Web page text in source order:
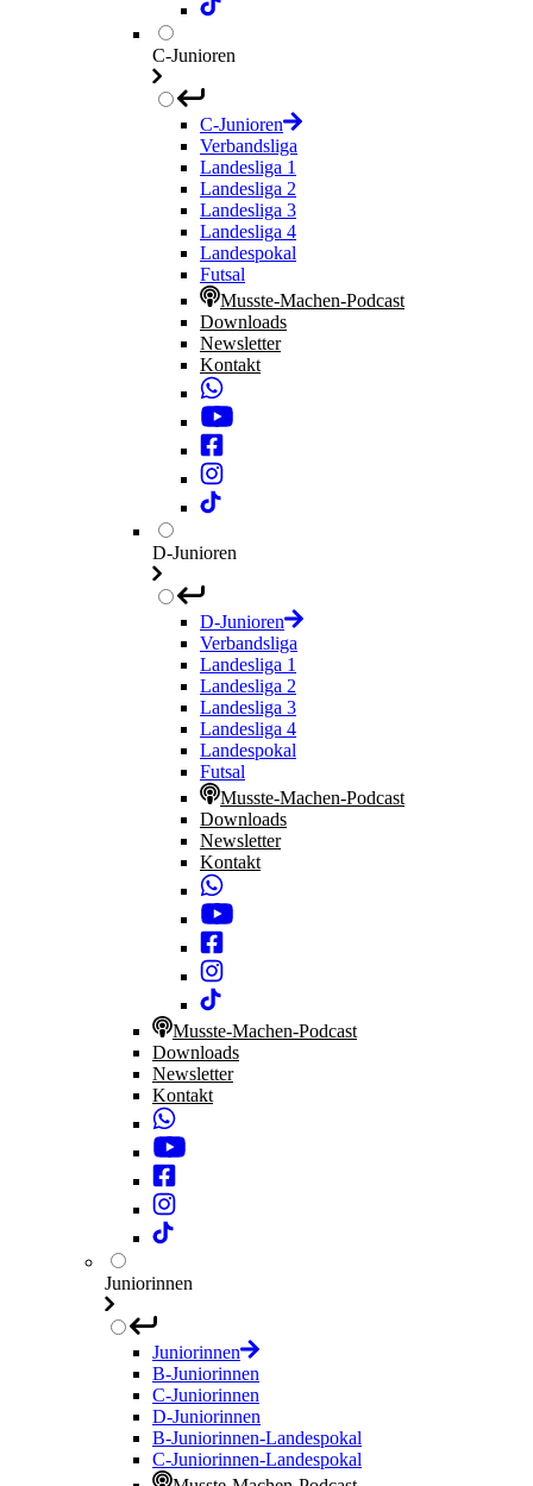
C-Junioren
C-Junioren
Verbandsliga
Landesliga 1
Landesliga 2
Landesliga 3
Landesliga 4
Landespokal
Futsal
Musste-Machen-Podcast
Downloads
Newsletter
Kontakt
D-Junioren
D-Junioren
Verbandsliga
Landesliga 1
Landesliga 2
Landesliga 3
Landesliga 4
Landespokal
Futsal
Musste-Machen-Podcast
Downloads
Newsletter
Kontakt
Musste-Machen-Podcast
Downloads
Newsletter
Kontakt
Juniorinnen
Juniorinnen
B-Juniorinnen
C-Juniorinnen
D-Juniorinnen
B-Juniorinnen-Landespokal
C-Juniorinnen-Landespokal